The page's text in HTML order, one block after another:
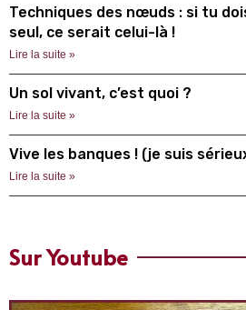
Techniques des nœuds : si tu
seul, ce serait celui-là !
Lire la suite »
Un sol vivant, c’est quoi ?
Lire la suite »
Vive les banques ! (je suis
Lire la suite »
Sur Youtube